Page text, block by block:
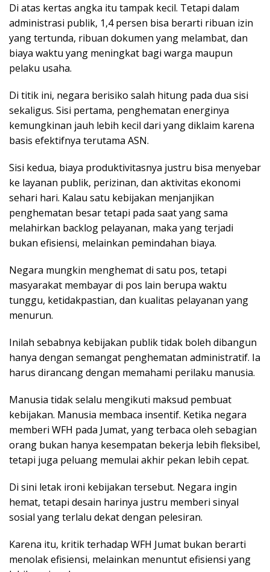
Di atas kertas angka itu tampak kecil. Tetapi dalam
administrasi publik, 1,4 persen bisa berarti ribuan izin
yang tertunda, ribuan dokumen yang melambat, dan
biaya waktu yang meningkat bagi warga maupun
pelaku usaha.
Di titik ini, negara berisiko salah hitung pada dua sisi
sekaligus. Sisi pertama, penghematan energinya
kemungkinan jauh lebih kecil dari yang diklaim karena
basis efektifnya terutama ASN.
Sisi kedua, biaya produktivitasnya justru bisa menyebar
ke layanan publik, perizinan, dan aktivitas ekonomi
sehari hari. Kalau satu kebijakan menjanjikan
penghematan besar tetapi pada saat yang sama
melahirkan backlog pelayanan, maka yang terjadi
bukan efisiensi, melainkan pemindahan biaya.
Negara mungkin menghemat di satu pos, tetapi
masyarakat membayar di pos lain berupa waktu
tunggu, ketidakpastian, dan kualitas pelayanan yang
menurun.
Inilah sebabnya kebijakan publik tidak boleh dibangun
hanya dengan semangat penghematan administratif. Ia
harus dirancang dengan memahami perilaku manusia.
Manusia tidak selalu mengikuti maksud pembuat
kebijakan. Manusia membaca insentif. Ketika negara
memberi WFH pada Jumat, yang terbaca oleh sebagian
orang bukan hanya kesempatan bekerja lebih fleksibel,
tetapi juga peluang memulai akhir pekan lebih cepat.
Di sini letak ironi kebijakan tersebut. Negara ingin
hemat, tetapi desain harinya justru memberi sinyal
sosial yang terlalu dekat dengan pelesiran.
Karena itu, kritik terhadap WFH Jumat bukan berarti
menolak efisiensi, melainkan menuntut efisiensi yang